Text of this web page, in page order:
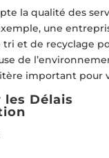
la qualité des
une
tri et de recyclage
de
important pour
les Délais